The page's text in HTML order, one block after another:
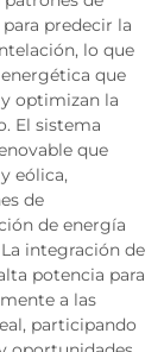
predecir la
lo que
que
optimizan la
El sistema
que
eólica,
de
de energía
integración de
potencia para
a las
participando